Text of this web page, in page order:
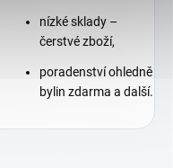
nízké sklady –
čerstvé zboží,
poradenství ohledně
bylin zdarma a další.